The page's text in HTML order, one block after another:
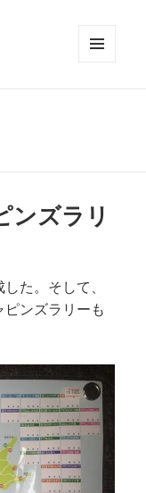
ンズラリ
た。そして、
ンズラリーも